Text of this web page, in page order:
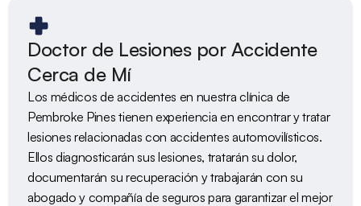
Doctor de Lesiones por Accidente
Cerca de Mí
Los médicos de accidentes en nuestra clínica de
Pembroke Pines tienen experiencia en encontrar y tratar
lesiones relacionadas con accidentes automovilísticos.
Ellos diagnosticarán sus lesiones, tratarán su dolor,
documentarán su recuperación y trabajarán con su
abogado y compañía de seguros para garantizar el mejor